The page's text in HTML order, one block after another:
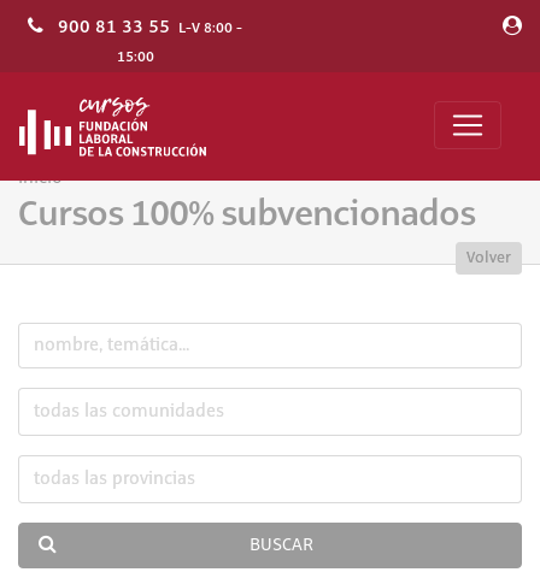
900 81 33 55 L-V 8:00 -
15:00
Inicio
Cursos 100% subvencionados
Volver
BUSCAR